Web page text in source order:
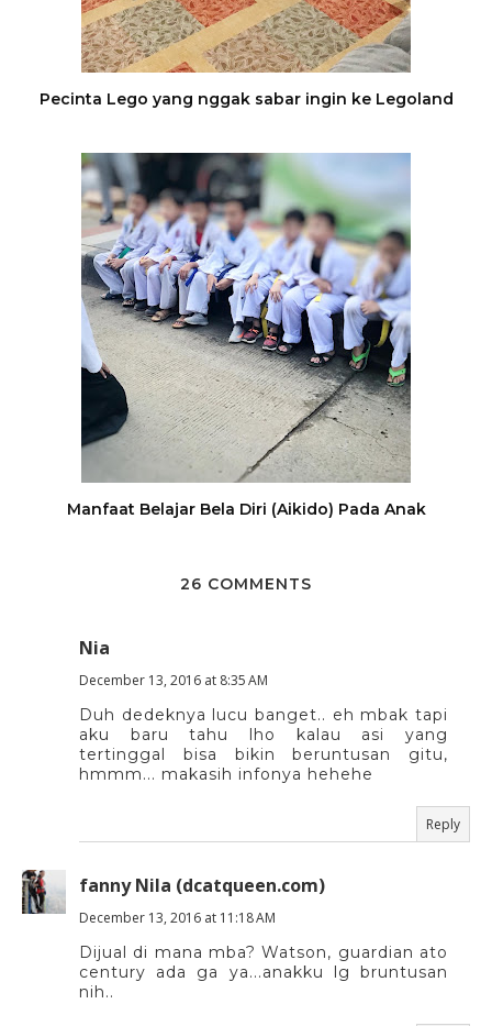
Pecinta Lego yang nggak sabar ingin ke Legoland
Manfaat Belajar Bela Diri (Aikido) Pada Anak
26 COMMENTS
Nia
December 13, 2016 at 8:35 AM
Duh dedeknya lucu banget.. eh mbak tapi
aku baru tahu lho kalau asi yang
tertinggal bisa bikin beruntusan gitu,
hmmm... makasih infonya hehehe
Reply
fanny Nila (dcatqueen.com)
December 13, 2016 at 11:18 AM
Dijual di mana mba? Watson, guardian ato
century ada ga ya...anakku lg bruntusan
nih..